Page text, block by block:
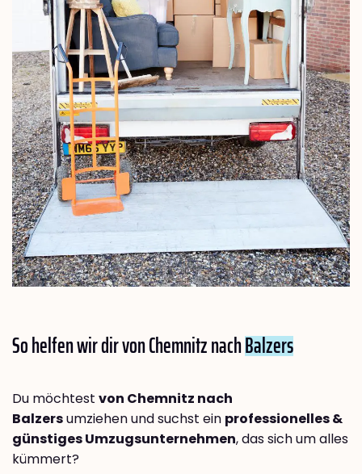
So helfen wir dir von Chemnitz nachBalzers
Du möchtest von Chemnitz nach
Balzersumziehen und suchst ein professionelles &
günstiges Umzugsunternehmen, das sich um alles
kümmert?